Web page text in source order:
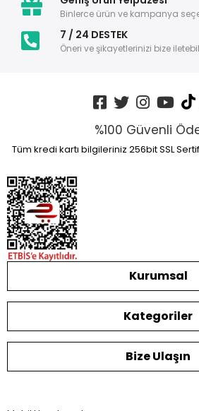
Binlerce ürün ve kampanya
7 / 24 DESTEK
Öneri ve şikayetlerinizi bize
%100 Güvenli
Tüm kredi kartı bilgileriniz 256bit SSL
Kurumsal
Kategoriler
Bize Ulaşın